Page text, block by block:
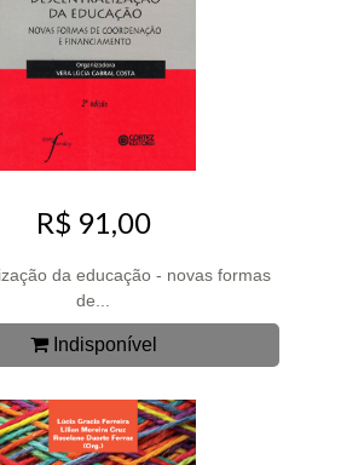
R$ 91,00
da educação - novas formas
de...
Indisponível